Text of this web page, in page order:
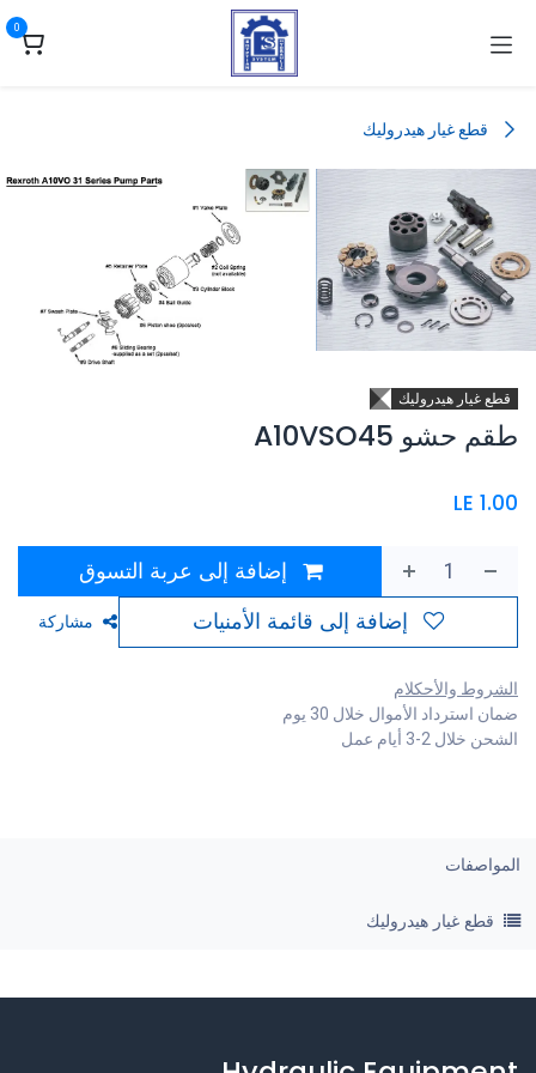
0
قطع غيار هيدروليك
قطع غيار هيدروليك
طقم حشو A10VSO45
1.00
إضافة إلى عربة التسوق
إضافة إلى قائمة الأمنيات
مشاركة
الشروط والأحكلام
ضمان استرداد الأموال خلال 30 يوم
الشحن خلال 2-3 أيام عمل
المواصفات
قطع غيار هيدروليك